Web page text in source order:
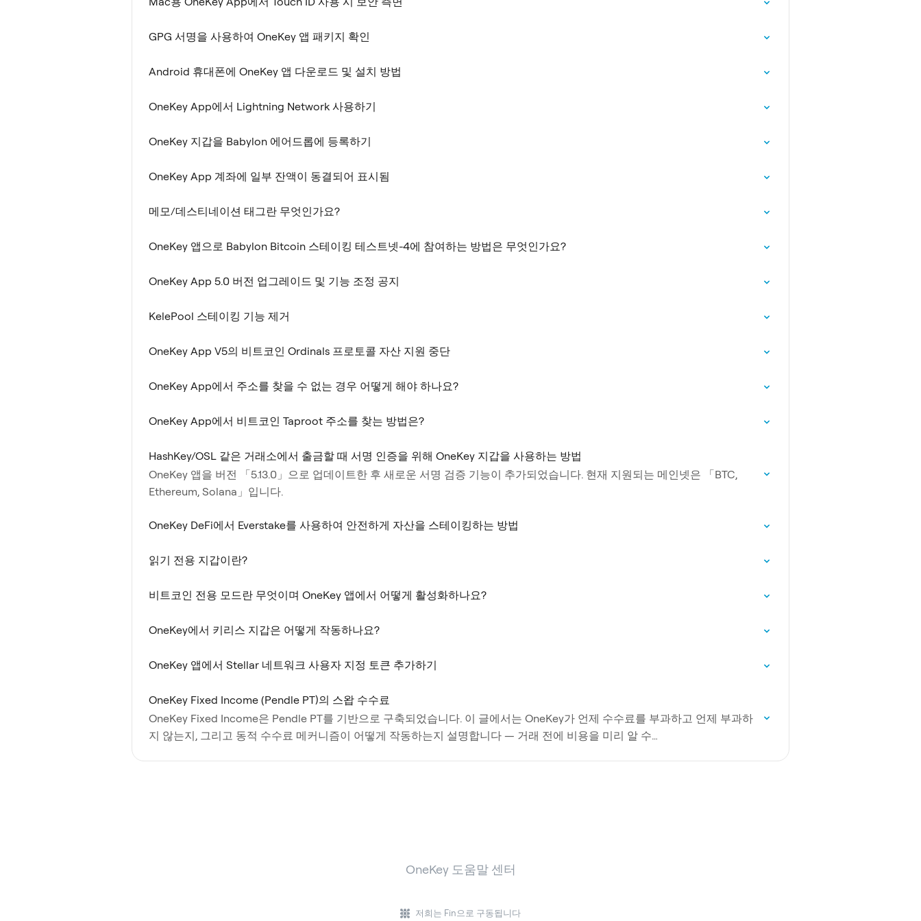
GPG 서명을 사용하여 OneKey 앱 패키지 확인
Android 휴대폰에 OneKey 앱 다운로드 및 설치 방법
OneKey App에서 Lightning Network 사용하기
OneKey 지갑을 Babylon 에어드롭에 등록하기
OneKey App 계좌에 일부 잔액이 동결되어 표시됨
메모/데스티네이션 태그란 무엇인가요?
OneKey 앱으로 Babylon Bitcoin 스테이킹 테스트넷-4에 참여하는 방법은 무엇인가요?
OneKey App 5.0 버전 업그레이드 및 기능 조정 공지
KelePool 스테이킹 기능 제거
OneKey App V5의 비트코인 Ordinals 프로토콜 자산 지원 중단
OneKey App에서 주소를 찾을 수 없는 경우 어떻게 해야 하나요?
OneKey App에서 비트코인 Taproot 주소를 찾는 방법은?
HashKey/OSL 같은 거래소에서 출금할 때 서명 인증을 위해 OneKey 지갑을 사용하는 방법
OneKey 앱을 버전 「5.13.0」으로 업데이트한 후 새로운 서명 검증 기능이 추가되었습니다. 현재 지원되는 메인넷은 「BTC,
Ethereum, Solana」입니다.
OneKey DeFi에서 Everstake를 사용하여 안전하게 자산을 스테이킹하는 방법
읽기 전용 지갑이란?
비트코인 전용 모드란 무엇이며 OneKey 앱에서 어떻게 활성화하나요?
OneKey에서 키리스 지갑은 어떻게 작동하나요?
OneKey 앱에서 Stellar 네트워크 사용자 지정 토큰 추가하기
OneKey Fixed Income (Pendle PT)의 스왑 수수료
OneKey Fixed Income은 Pendle PT를 기반으로 구축되었습니다. 이 글에서는 OneKey가 언제 수수료를 부과하고 언제 부과하
지 않는지, 그리고 동적 수수료 메커니즘이 어떻게 작동하는지 설명합니다 — 거래 전에 비용을 미리 알 수…
OneKey 도움말 센터
저희는 Fin으로 구동됩니다